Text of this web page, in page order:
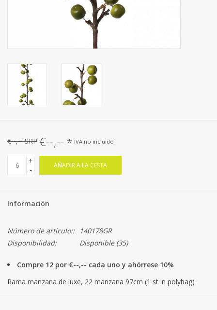
€--,-- SRP €--,-- * IVA no incluido
+
-
AÑADIR A LA CESTA
Información
Número de artículo::
140178GR
Disponibilidad:
Disponible(35)
Compre 12 por €--,-- cada uno y ahórrese 10%
Rama manzana de luxe, 22 manzana 97cm (1 st in polybag)